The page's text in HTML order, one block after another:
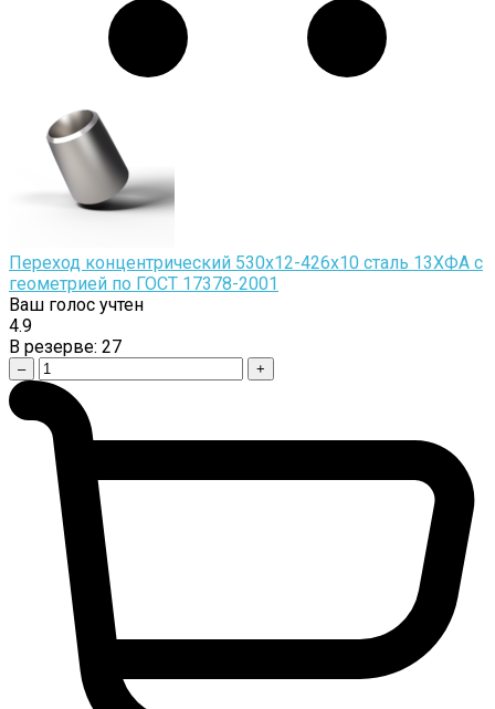
Переход концентрический 530х12-426х10 сталь 13ХФА с
геометрией по ГОСТ 17378-2001
Ваш голос учтен
4.9
В резерве: 27
– +